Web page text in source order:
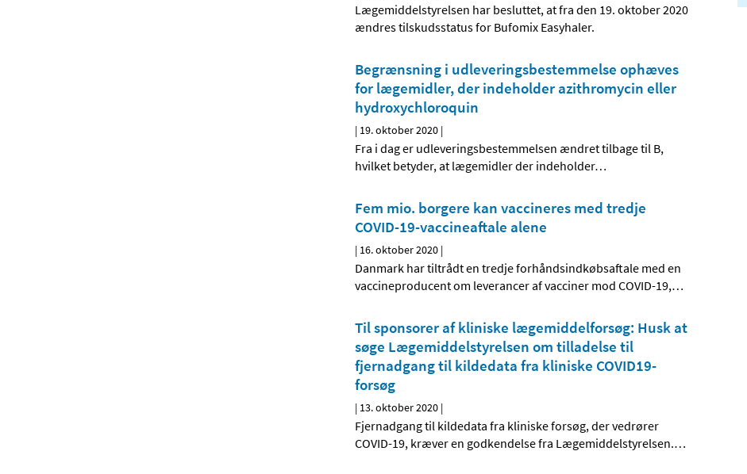
Lægemiddelstyrelsen har besluttet, at fra den 19. oktober 2020
ændres tilskudsstatus for Bufomix Easyhaler.
Begrænsning i udleveringsbestemmelse ophæves
for lægemidler, der indeholder azithromycin eller
hydroxychloroquin
| 19. oktober 2020 |
Fra i dag er udleveringsbestemmelsen ændret tilbage til B,
hvilket betyder, at lægemidler der indeholder…
Fem mio. borgere kan vaccineres med tredje
COVID-19-vaccineaftale alene
| 16. oktober 2020 |
Danmark har tiltrådt en tredje forhåndsindkøbsaftale med en
vaccineproducent om leverancer af vacciner mod COVID-19,…
Til sponsorer af kliniske lægemiddelforsøg: Husk at
søge Lægemiddelstyrelsen om tilladelse til
fjernadgang til kildedata fra kliniske COVID19-
forsøg
| 13. oktober 2020 |
Fjernadgang til kildedata fra kliniske forsøg, der vedrører
COVID-19, kræver en godkendelse fra Lægemiddelstyrelsen.…